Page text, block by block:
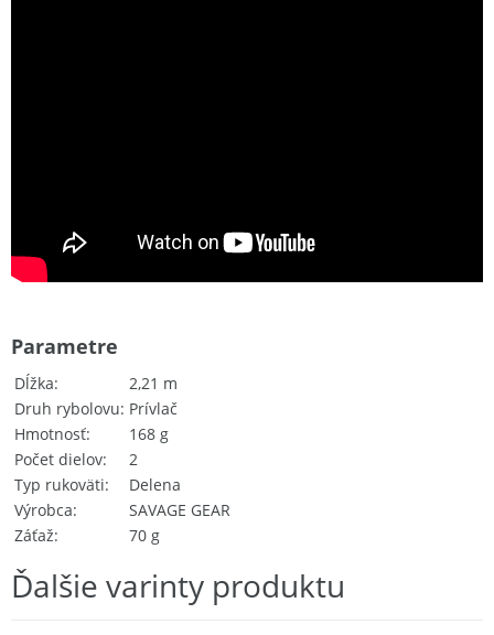
Dĺžka
2,21 m
Druh rybolovu Prívlač
Hmotnosť
168 g
Počet dielov
2
Typ rukoväti
Delena
Výrobca
SAVAGE GEAR
Záťaž
70 g
Parametre
Ďalšie varinty produktu